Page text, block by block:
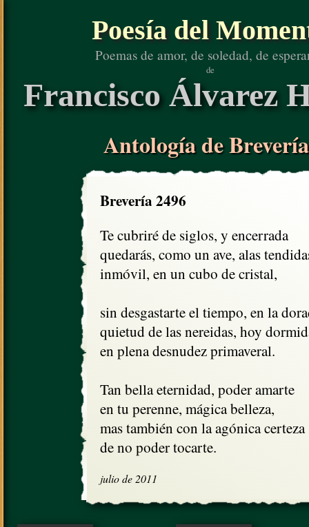
Poesía del
Poemas de amor, de soledad, de
de
Francisco Álvarez
Antología de
Brevería 2496
Te cubriré de siglos, y encerrada
quedarás, como un ave, alas
inmóvil, en un cubo de cristal,
sin desgastarte el tiempo, en la
quietud de las nereidas, hoy
en plena desnudez primaveral.
Tan bella eternidad, poder amarte
en tu perenne, mágica belleza,
mas también con la agónica certeza
de no poder tocarte.
julio de 2011